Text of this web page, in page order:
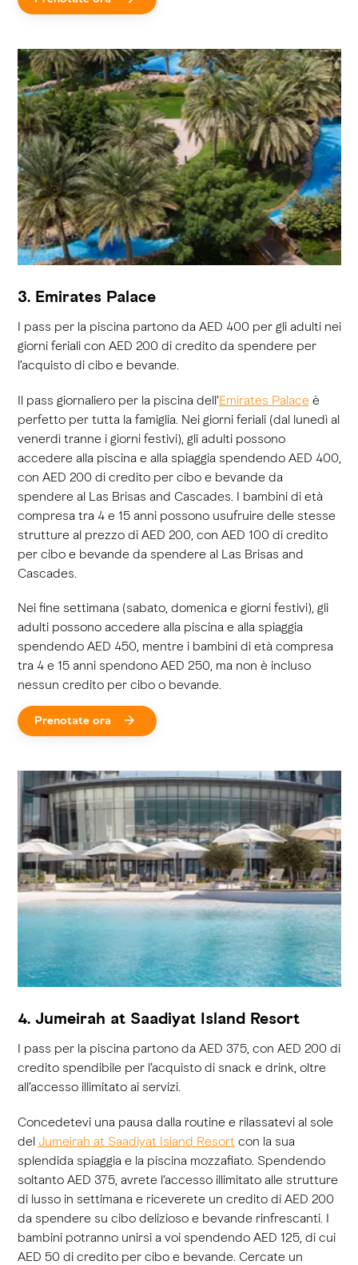
3. Emirates Palace
I pass per la piscina partono da AED 400 per gli adulti nei
giorni feriali con AED 200 di credito da spendere per
l’acquisto di cibo e bevande.
Il pass giornaliero per la piscina dell’Emirates Palaceè
perfetto per tutta la famiglia. Nei giorni feriali (dal lunedì al
venerdì tranne i giorni festivi), gli adulti possono
accedere alla piscina e alla spiaggia spendendo AED 400,
con AED 200 di credito per cibo e bevande da
spendere al Las Brisas and Cascades. I bambini di età
compresa tra 4 e 15 anni possono usufruire delle stesse
strutture al prezzo di AED 200, con AED 100 di credito
per cibo e bevande da spendere al Las Brisas and
Cascades.
Nei fine settimana (sabato, domenica e giorni festivi), gli
adulti possono accedere alla piscina e alla spiaggia
spendendo AED 450, mentre i bambini di età compresa
tra 4 e 15 anni spendono AED 250, ma non è incluso
nessun credito per cibo o bevande.
Prenotate ora
4. Jumeirah at Saadiyat Island Resort
I pass per la piscina partono da AED 375, con AED 200 di
credito spendibile per l’acquisto di snack e drink, oltre
all’accesso illimitato ai servizi.
Concedetevi una pausa dalla routine e rilassatevi al sole
del Jumeirah at Saadiyat Island Resortcon la sua
splendida spiaggia e la piscina mozzafiato. Spendendo
soltanto AED 375, avrete l’accesso illimitato alle strutture
di lusso in settimana e riceverete un credito di AED 200
da spendere su cibo delizioso e bevande rinfrescanti. I
bambini potranno unirsi a voi spendendo AED 125, di cui
AED 50 di credito per cibo e bevande. Cercate un